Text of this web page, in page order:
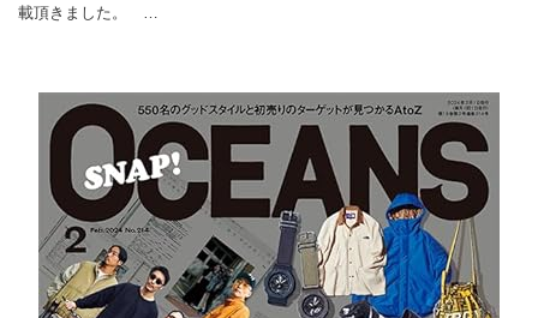
載頂きました。 …